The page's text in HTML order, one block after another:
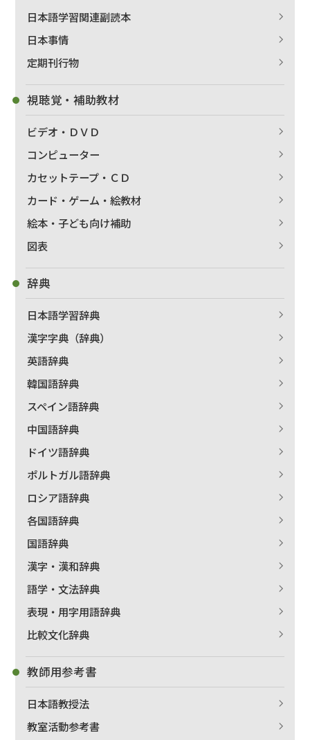
出版社名で絞り込む
著者名で絞り込む
日本語学習関連副読本
日本事情
定期刊行物
視聴覚・補助教材
ビデオ・ＤＶＤ
コンピューター
カセットテープ・ＣＤ
カード・ゲーム・絵教材
絵本・子ども向け補助
図表
辞典
日本語学習辞典
漢字字典（辞典）
英語辞典
韓国語辞典
スペイン語辞典
中国語辞典
ドイツ語辞典
ポルトガル語辞典
ロシア語辞典
各国語辞典
国語辞典
漢字・漢和辞典
語学・文法辞典
表現・用字用語辞典
比較文化辞典
教師用参考書
日本語教授法
教室活動参考書